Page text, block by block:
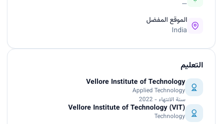
—
الموقع المفضل
India
التعليم
Vellore Institute of Technology
Applied Technology
سنة الانتهاء - 2022
Vellore Institute of Technology (VIT)
Technology